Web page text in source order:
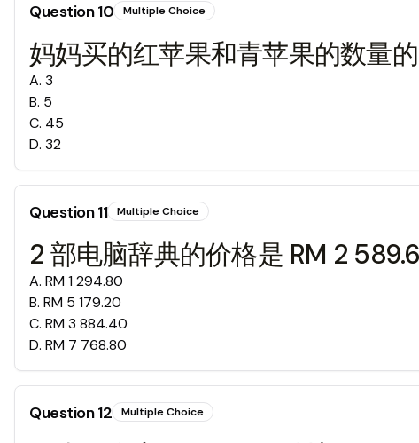
Question10 Multiple Choice
妈妈买的红苹果和青苹果的数量
A. 3
B. 5
C. 45
D. 32
Question11 Multiple Choice
2 部电脑辞典的价格是 RM 2
A. RM 1 294.80
B. RM 5 179.20
C. RM 3 884.40
D. RM 7 768.80
Question12 Multiple Choice